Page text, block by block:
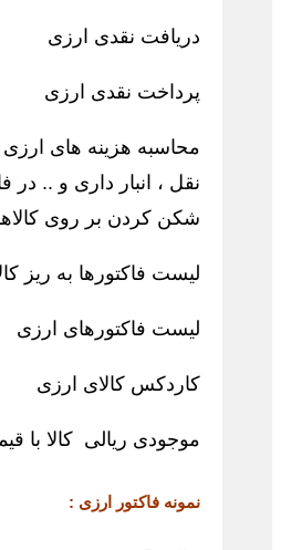
دریافت نقدی ارزی
پرداخت نقدی ارزی
محاسبه هزینه های
نقل ، انبار داری و .. در
شکن کردن بر روی
لیست فاکتورها به ریز
لیست فاکتورهای ارزی
کاردکس کالای ارزی
موجودی ریالی کالا با
نمونه فاکتور ارزی :